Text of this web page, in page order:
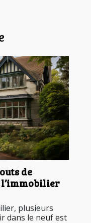
de
l’immobilier
plusieurs
dans le neuf est